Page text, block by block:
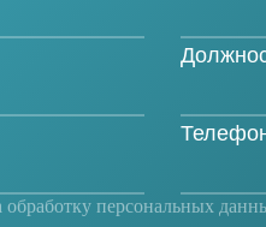
обработку персональных